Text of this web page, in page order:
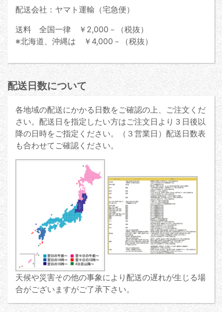
配送会社：ヤマト運輸（宅急便）
送料 全国一律 ￥2,000－（税抜）
※北海道、沖縄は ￥4,000－（税抜）
配送日数について
各地域の配送にかかる日数をご確認の上、ご注文くだ
さい。配送日を指定したい方はご注文日より３日後以
降の日時をご指定ください。（３営業日）配送日数表
も合わせてご確認ください。
天候や災害その他の事象により配送の遅れが生じる場
合がございますがご了承下さい。